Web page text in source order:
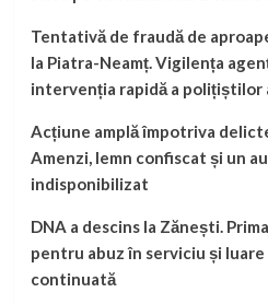
Tentativă de fraudă de
la Piatra-Neamț. Vigilența
intervenția rapidă a polițiștilor
Acțiune amplă împotriva
Amenzi, lemn confiscat și un
indisponibilizat
DNA a descins la Zănești.
pentru abuz în serviciu și
continuată